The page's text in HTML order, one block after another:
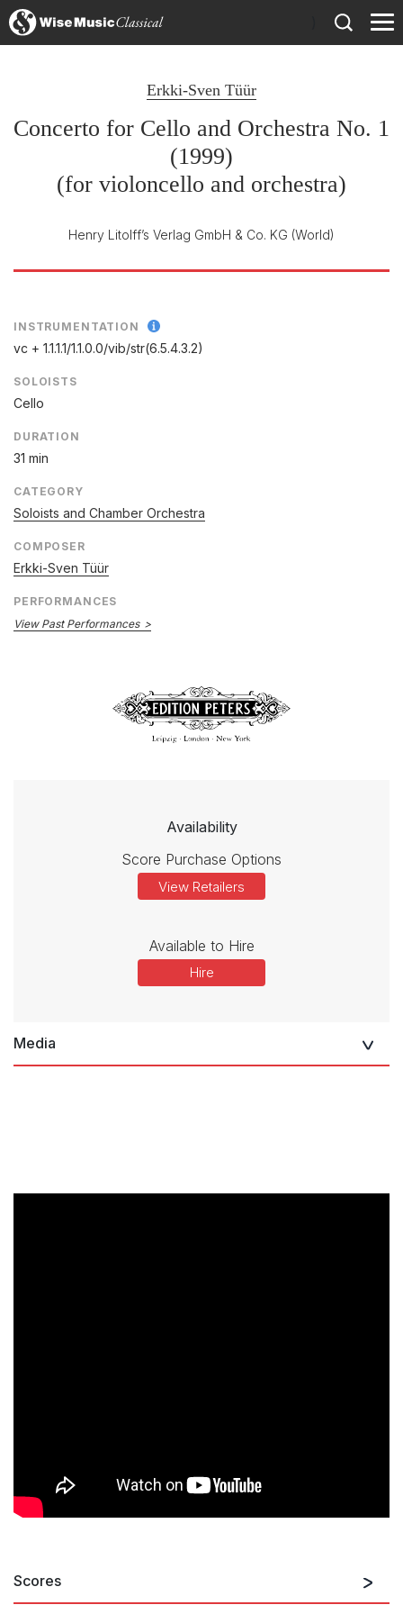
Erkki-Sven Tüür
Concerto for Cello and Orchestra No. 1
(1999)
(for violoncello and orchestra)
Henry Litolff’s Verlag GmbH & Co. KG (World)
INSTRUMENTATION
vc + 1.1.1.1/1.1.0.0/vib/str(6.5.4.3.2)
SOLOISTS
Cello
DURATION
31 min
CATEGORY
Soloists and Chamber Orchestra
COMPOSER
Erkki-Sven Tüür
PERFORMANCES
View Past Performances
Availability
Score Purchase Options
View Retailers
Available to Hire
Hire
Media
Scores